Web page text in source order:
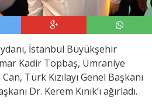
İstanbul Büyükşehir
Kadir Topbaş, Ümraniye
Türk Kızılayı Genel Başkanı
Dr. Kerem Kınık’ı ağırladı.